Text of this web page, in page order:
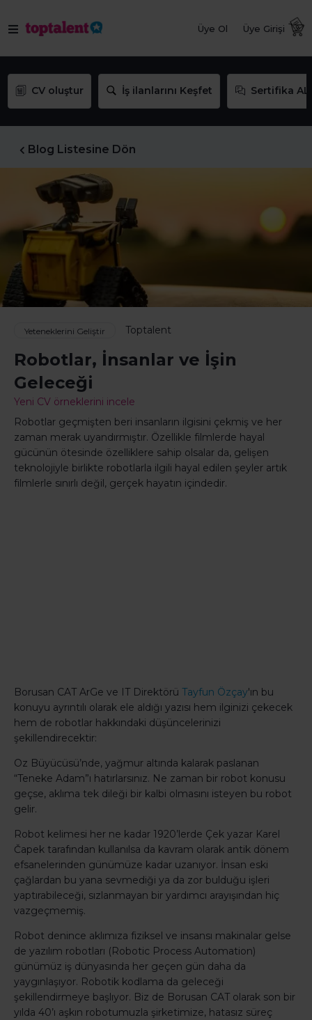
Üye Ol Üye Girişi
CV oluştur İş ilanlarını Keşfet Sertifika AL
Blog Listesine Dön
Yeteneklerini Geliştir Toptalent
Robotlar, İnsanlar ve İşin
Geleceği
Yeni CV örneklerini incele
Robotlar geçmişten beri insanların ilgisini çekmiş ve her
zaman merak uyandırmıştır. Özellikle filmlerde hayal
gücünün ötesinde özelliklere sahip olsalar da, gelişen
teknolojiyle birlikte robotlarla ilgili hayal edilen şeyler artık
filmlerle sınırlı değil, gerçek hayatın içindedir.
Borusan CAT ArGe ve IT Direktörü Tayfun Özçay'ın bu
konuyu ayrıntılı olarak ele aldığı yazısı hem ilginizi çekecek
hem de robotlar hakkındaki düşüncelerinizi
şekillendirecektir:
Oz Büyücüsü’nde, yağmur altında kalarak paslanan
“Teneke Adam”ı hatırlarsınız. Ne zaman bir robot konusu
geçse, aklıma tek dileği bir kalbi olmasını isteyen bu robot
gelir.
Robot kelimesi her ne kadar 1920’lerde Çek yazar Karel
Čapek tarafından kullanılsa da kavram olarak antik dönem
efsanelerinden günümüze kadar uzanıyor. İnsan eski
çağlardan bu yana sevmediği ya da zor bulduğu işleri
yaptırabileceği, sızlanmayan bir yardımcı arayışından hiç
vazgeçmemiş.
Robot denince aklımıza fiziksel ve insansı makinalar gelse
de yazılım robotları (Robotic Process Automation)
günümüz iş dünyasında her geçen gün daha da
yaygınlaşıyor. Robotik kodlama da geleceği
şekillendirmeye başlıyor. Biz de Borusan CAT olarak son bir
yılda 40’ı aşkın robotumuzla şirketimize, hatasız süreç